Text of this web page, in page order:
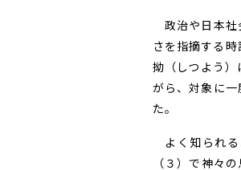
政治や日本社
さを指摘する
拗（しつよう
がら、対象に
た。
よく知られる
（３）で神々